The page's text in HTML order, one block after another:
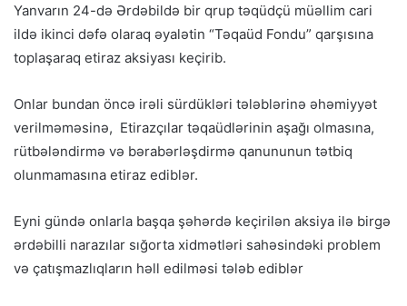
Yanvarın 24-də Ərdəbildə bir qrup təqüdçü müəllim cari
ildə ikinci dəfə olaraq əyalətin “Təqaüd Fondu” qarşısına
toplaşaraq etiraz aksiyası keçirib.
Onlar bundan öncə irəli sürdükləri tələblərinə əhəmiyyət
verilməməsinə, Etirazçılar təqaüdlərinin aşağı olmasına,
rütbələndirmə və bərabərləşdirmə qanununun tətbiq
olunmamasına etiraz ediblər.
Eyni gündə onlarla başqa şəhərdə keçirilən aksiya ilə birgə
ərdəbilli narazılar sığorta xidmətləri sahəsindəki problem
və çatışmazlıqların həll edilməsi tələb ediblər